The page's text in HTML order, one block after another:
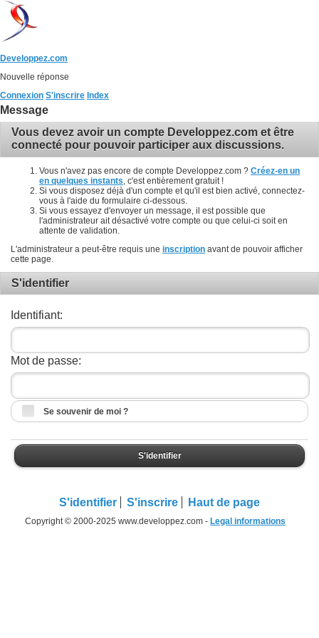
Developpez.com
Nouvelle réponse
Connexion S'inscrire Index
Message
Vous devez avoir un compte Developpez.com et être
connecté pour pouvoir participer aux discussions.
Vous n'avez pas encore de compte Developpez.com ? Créez-en un
en quelques instants , c'est entièrement gratuit !
Si vous disposez déjà d'un compte et qu'il est bien activé, connectez-
vous à l'aide du formulaire ci-dessous.
Si vous essayez d'envoyer un message, il est possible que
l'administrateur ait désactivé votre compte ou que celui-ci soit en
attente de validation.
L'administrateur a peut-être requis une inscription avant de pouvoir afficher
cette page.
S'identifier
Identifiant:
Mot de passe:
Se souvenir de moi ?
S'identifier
S'identifier S'inscrire Haut de page
Copyright © 2000-2025 www.developpez.com - Legal informations